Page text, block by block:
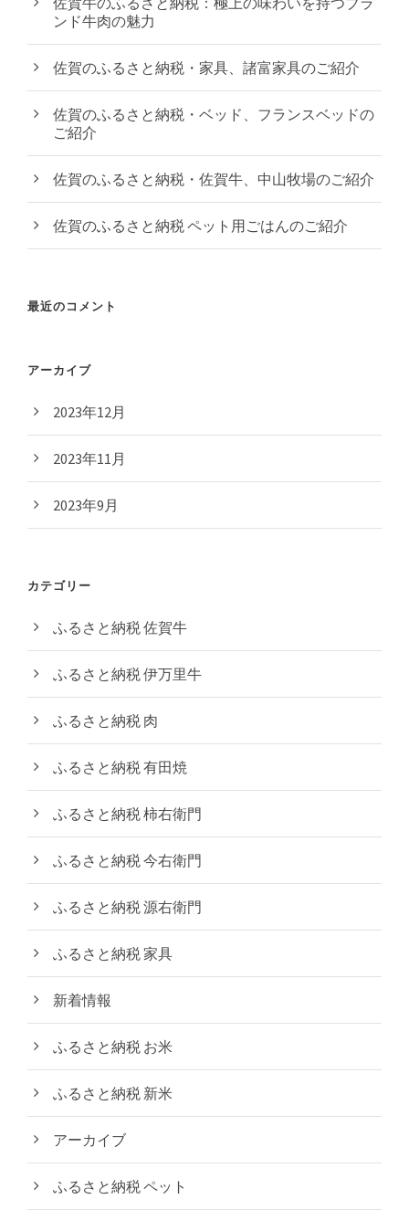
ンド牛肉の魅力
佐賀のふるさと納税・家具、諸富家具のご紹介
佐賀のふるさと納税・ベッド、フランスベッドの
ご紹介
佐賀のふるさと納税・佐賀牛、中山牧場のご紹介
佐賀のふるさと納税 ペット用ごはんのご紹介
最近のコメント
アーカイブ
2023年12月
2023年11月
2023年9月
カテゴリー
ふるさと納税 佐賀牛
ふるさと納税 伊万里牛
ふるさと納税 肉
ふるさと納税 有田焼
ふるさと納税 柿右衛門
ふるさと納税 今右衛門
ふるさと納税 源右衛門
ふるさと納税 家具
新着情報
ふるさと納税 お米
ふるさと納税 新米
アーカイブ
ふるさと納税 ペット